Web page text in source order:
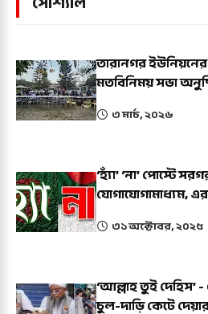
তারানগর
মতবিনিময় সভা
৩ মার্চ, ২০২৬
‘হ্যাঁ’ ‘না’ পোস্টে
যোগাযোগামাধ্যম,
৩১ অক্টোবর, ২০২৫
‘আল্লাহ তুই
চুল-দাড়ি কেটে